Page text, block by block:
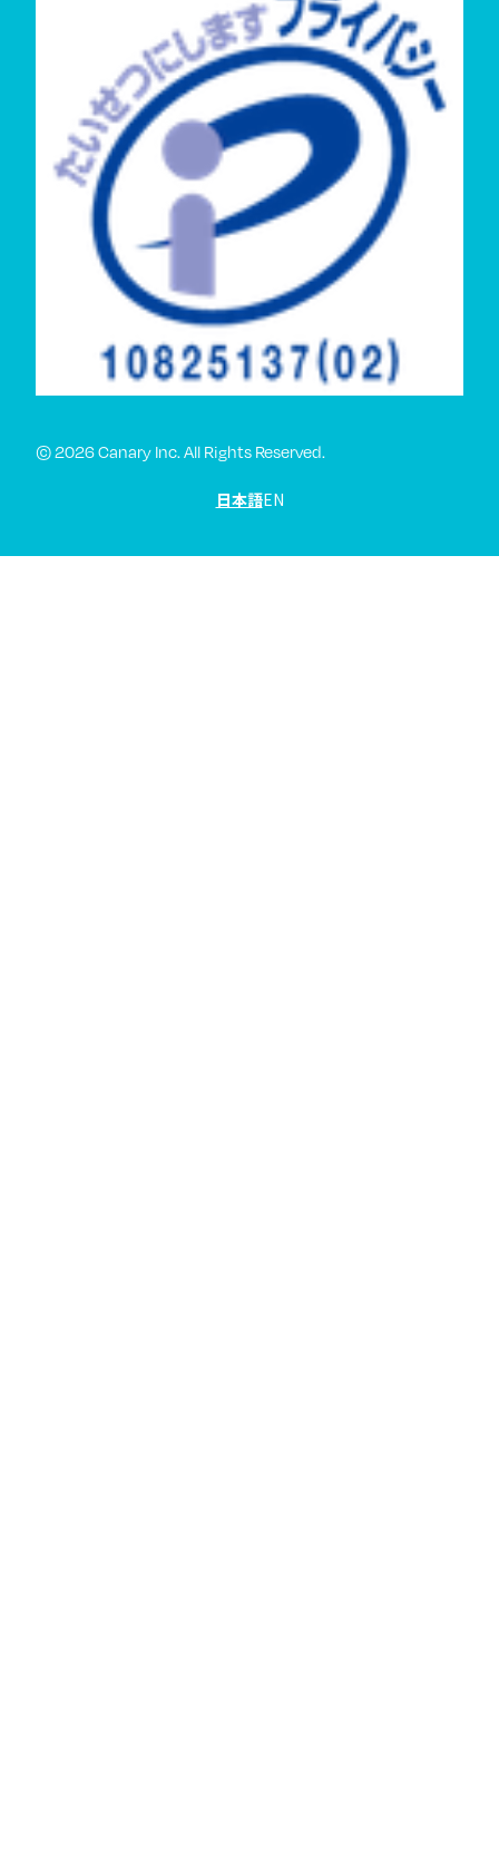
© 2026 Canary Inc. All Rights Reserved.
EN
日本語